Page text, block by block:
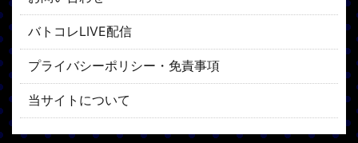
バトコレLIVE配信
プライバシーポリシー・免責事項
当サイトについて